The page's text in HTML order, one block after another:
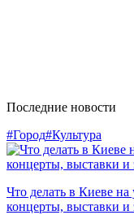
Последние новости
#Город#Культура
Что делать в Киеве на
концерты, выставки и